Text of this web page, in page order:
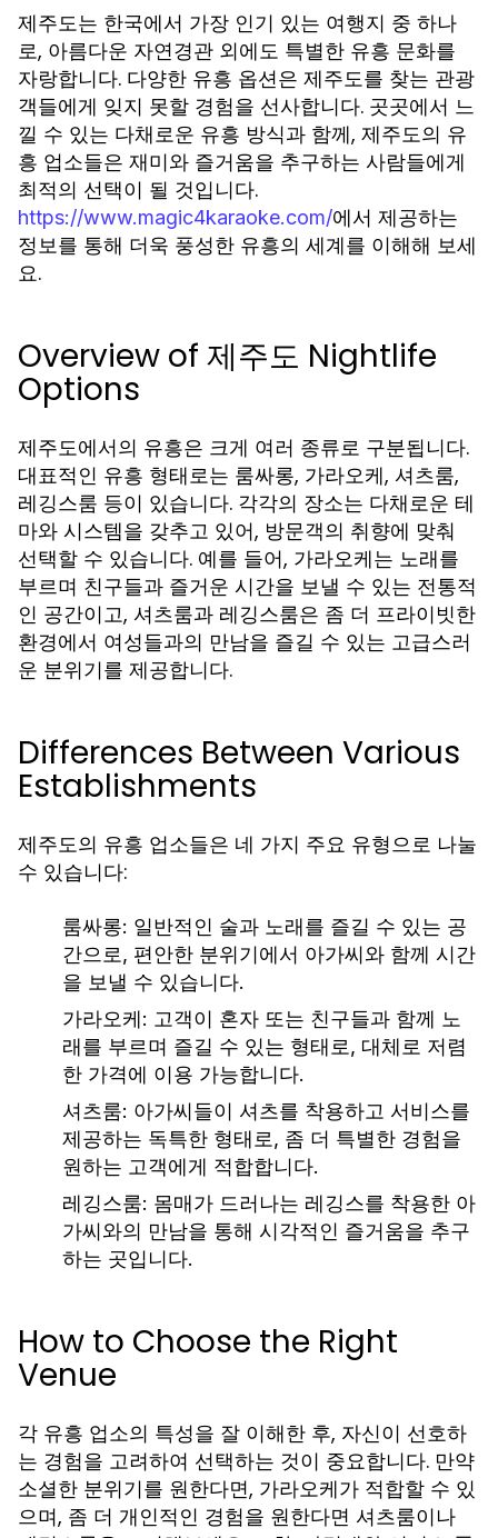
제주도는 한국에서 가장 인기 있는 여행지 중 하나
로, 아름다운 자연경관 외에도 특별한 유흥 문화를
자랑합니다. 다양한 유흥 옵션은 제주도를 찾는 관광
객들에게 잊지 못할 경험을 선사합니다. 곳곳에서 느
낄 수 있는 다채로운 유흥 방식과 함께, 제주도의 유
흥 업소들은 재미와 즐거움을 추구하는 사람들에게
최적의 선택이 될 것입니다.
https://www.magic4karaoke.com/에서 제공하는
정보를 통해 더욱 풍성한 유흥의 세계를 이해해 보세
요.
Overview of 제주도 Nightlife
Options
제주도에서의 유흥은 크게 여러 종류로 구분됩니다.
대표적인 유흥 형태로는 룸싸롱, 가라오케, 셔츠룸,
레깅스룸 등이 있습니다. 각각의 장소는 다채로운 테
마와 시스템을 갖추고 있어, 방문객의 취향에 맞춰
선택할 수 있습니다. 예를 들어, 가라오케는 노래를
부르며 친구들과 즐거운 시간을 보낼 수 있는 전통적
인 공간이고, 셔츠룸과 레깅스룸은 좀 더 프라이빗한
환경에서 여성들과의 만남을 즐길 수 있는 고급스러
운 분위기를 제공합니다.
Differences Between Various
Establishments
제주도의 유흥 업소들은 네 가지 주요 유형으로 나눌
수 있습니다:
룸싸롱: 일반적인 술과 노래를 즐길 수 있는 공
간으로, 편안한 분위기에서 아가씨와 함께 시간
을 보낼 수 있습니다.
가라오케: 고객이 혼자 또는 친구들과 함께 노
래를 부르며 즐길 수 있는 형태로, 대체로 저렴
한 가격에 이용 가능합니다.
셔츠룸: 아가씨들이 셔츠를 착용하고 서비스를
제공하는 독특한 형태로, 좀 더 특별한 경험을
원하는 고객에게 적합합니다.
레깅스룸: 몸매가 드러나는 레깅스를 착용한 아
가씨와의 만남을 통해 시각적인 즐거움을 추구
하는 곳입니다.
How to Choose the Right
Venue
각 유흥 업소의 특성을 잘 이해한 후, 자신이 선호하
는 경험을 고려하여 선택하는 것이 중요합니다. 만약
소셜한 분위기를 원한다면, 가라오케가 적합할 수 있
으며, 좀 더 개인적인 경험을 원한다면 셔츠룸이나